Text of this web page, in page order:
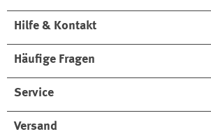
Hilfe & Kontakt
Häufige Fragen
Service
Versand